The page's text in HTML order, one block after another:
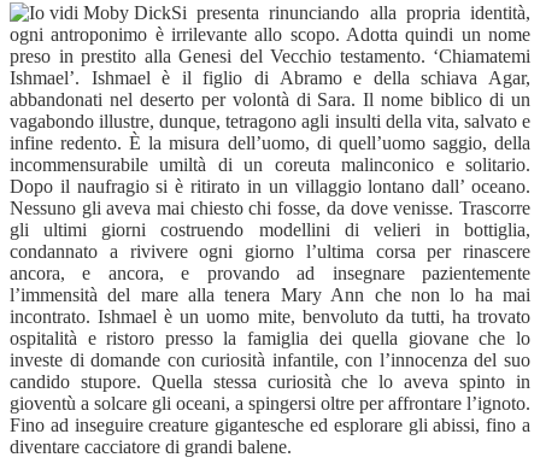
Si presenta rinunciando alla propria identità,
ogni antroponimo è irrilevante allo scopo. Adotta quindi un nome
preso in prestito alla Genesi del Vecchio testamento. ‘Chiamatemi
Ishmael’. Ishmael è il figlio di Abramo e della schiava Agar,
abbandonati nel deserto per volontà di Sara. Il nome biblico di un
vagabondo illustre, dunque, tetragono agli insulti della vita, salvato e
infine redento. È la misura dell’uomo, di quell’uomo saggio, della
incommensurabile umiltà di un coreuta malinconico e solitario.
Dopo il naufragio si è ritirato in un villaggio lontano dall’ oceano.
Nessuno gli aveva mai chiesto chi fosse, da dove venisse. Trascorre
gli ultimi giorni costruendo modellini di velieri in bottiglia,
condannato a rivivere ogni giorno l’ultima corsa per rinascere
ancora, e ancora, e provando ad insegnare pazientemente
l’immensità del mare alla tenera Mary Ann che non lo ha mai
incontrato. Ishmael è un uomo mite, benvoluto da tutti, ha trovato
ospitalità e ristoro presso la famiglia dei quella giovane che lo
investe di domande con curiosità infantile, con l’innocenza del suo
candido stupore. Quella stessa curiosità che lo aveva spinto in
gioventù a solcare gli oceani, a spingersi oltre per affrontare l’ignoto.
Fino ad inseguire creature gigantesche ed esplorare gli abissi, fino a
diventare cacciatore di grandi balene.